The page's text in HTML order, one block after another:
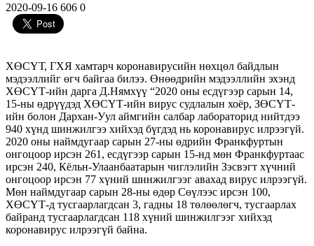
2020-09-16 606 0
ХӨСҮТ, ГХЯ хамтарч коронавирусийн нөхцөл байдлын
мэдээллийг өгч байгаа билээ. Өнөөдрийн мэдээллийн эхэнд
ХӨСҮТ-ийн дарга Д.Нямхүү “2020 оны есдүгээр сарын 14,
15-ны өдрүүдэд ХӨСҮТ-ийн вирус судлалын хоёр, ЗӨСҮТ-
ийн болон Дархан-Уул аймгийн салбар лабораторид нийтдээ
940 хүнд шинжилгээ хийхэд бүгдэд нь коронавирус илрээгүй.
2020 оны наймдугаар сарын 27-ны өдрийн Франкфуртын
онгоцоор ирсэн 261, есдүгээр сарын 15-нд мөн Франкфуртаас
ирсэн 240, Кёльн-Улаанбаатарын чиглэлийн Зэсвэгт хүчний
онгоцоор ирсэн 77 хүний шинжилгээг авахад вирус илрээгүй.
Мөн наймдугаар сарын 28-ны өдөр Сөүлээс ирсэн 100,
ХӨСҮТ-д тусгаарлагдсан 3, гадны 18 төлөөлөгч, тусгаарлах
байранд тусгаарлагдсан 118 хүний шинжилгээг хийхэд
коронавирус илрээгүй байна.